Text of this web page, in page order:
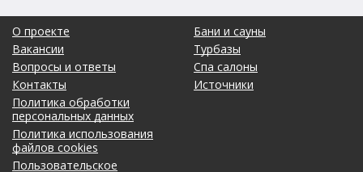
О проекте
Вакансии
Вопросы и ответы
Контакты
Политика обработки
персональных данных
Политика использования
файлов cookies
Пользовательское
Бани и сауны
Турбазы
Спа салоны
Источники